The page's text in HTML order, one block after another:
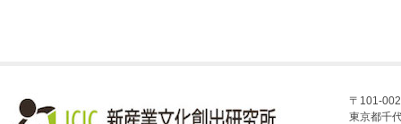
〒101-
東京都千